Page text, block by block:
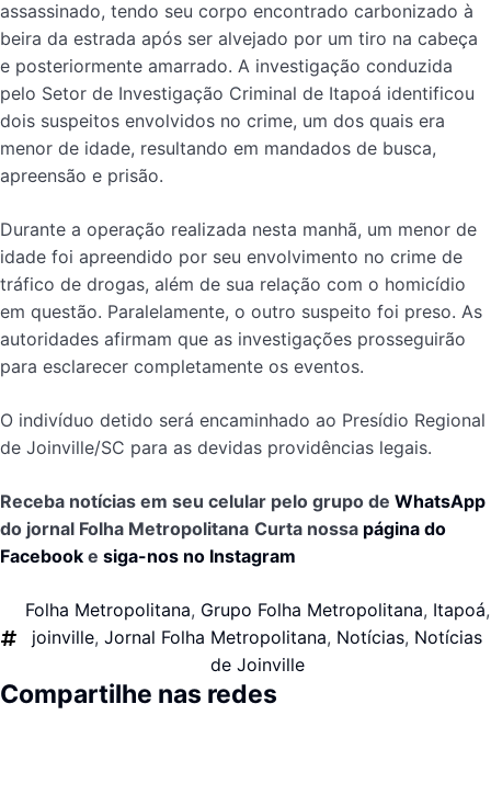
assassinado, tendo seu corpo encontrado carbonizado à
beira da estrada após ser alvejado por um tiro na cabeça
e posteriormente amarrado. A investigação conduzida
pelo Setor de Investigação Criminal de Itapoá identificou
dois suspeitos envolvidos no crime, um dos quais era
menor de idade, resultando em mandados de busca,
apreensão e prisão.
Durante a operação realizada nesta manhã, um menor de
idade foi apreendido por seu envolvimento no crime de
tráfico de drogas, além de sua relação com o homicídio
em questão. Paralelamente, o outro suspeito foi preso. As
autoridades afirmam que as investigações prosseguirão
para esclarecer completamente os eventos.
O indivíduo detido será encaminhado ao Presídio Regional
de Joinville/SC para as devidas providências legais.
Receba notícias em seu celular pelo grupo de WhatsApp
do jornal Folha Metropolitana Curta nossa página do
Facebook e siga-nos no Instagram
Folha Metropolitana, Grupo Folha Metropolitana, Itapoá,
joinville, Jornal Folha Metropolitana, Notícias, Notícias
de Joinville
Compartilhe nas redes